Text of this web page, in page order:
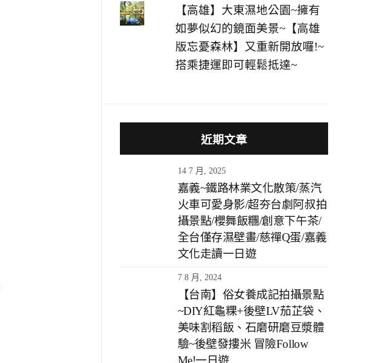
【高雄】大東濕地公園~擁有
如夢似幻的鏡面美景~【高雄
版忘憂森林】又重新開放囉!~
搭乘捷運即可輕鬆抵達~
近期文章
14 7 月, 2025
嘉義~鐵路林業文化散策/蒸汽
火車可愛身影/超夯台劇阿叔拍
攝景點/櫻舞飯糰/創意下午茶/
全台僅存濕壁畫/慈禪Q蛋/嘉義
文化走讀一日遊
7 8 月, 2024
【台南】俗女養成記拍攝景點
~DIY紅龜粿+後壁LV茄芷袋、
美味割稻飯、石磨研磨豆漿體
驗~後壁發摟米 冒險Follow
Me!一日遊